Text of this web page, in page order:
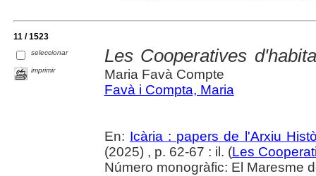
11 / 1523
seleccionar
imprimir
Les Cooperatives
Maria Favà Compte
Favà i Compta, Maria
En: Icària : papers de l'Arxiu
(2025) , p. 62-67 : il. (Les
Número monogràfic: El Maresme